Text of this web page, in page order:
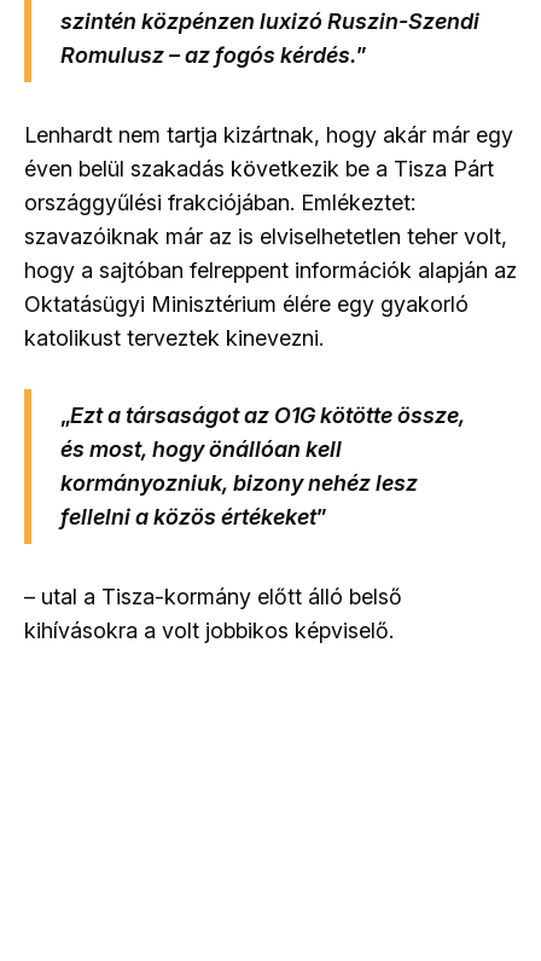
szintén közpénzen luxizó Ruszin-Szendi
Romulusz – az fogós kérdés.”
Lenhardt nem tartja kizártnak, hogy akár már egy
éven belül szakadás következik be a Tisza Párt
országgyűlési frakciójában. Emlékeztet:
szavazóiknak már az is elviselhetetlen teher volt,
hogy a sajtóban felreppent információk alapján az
Oktatásügyi Minisztérium élére egy gyakorló
katolikust terveztek kinevezni.
„Ezt a társaságot az O1G kötötte össze,
és most, hogy önállóan kell
kormányozniuk, bizony nehéz lesz
fellelni a közös értékeket”
– utal a Tisza-kormány előtt álló belső
kihívásokra a volt jobbikos képviselő.